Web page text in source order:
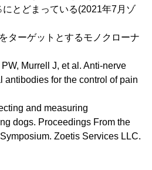
とどまっている(2021年7月ゾ
ターゲットとするモノクローナ
Murrell J, et al. Anti-nerve
antibodies for the control of pain
and measuring
dogs. Proceedings From the
Zoetis Services LLC.